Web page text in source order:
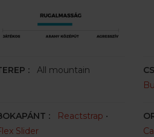
:All mountain
: Reactstrap •
Slider